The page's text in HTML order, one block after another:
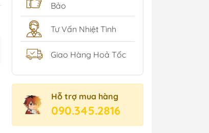
Bảo
Tư Vấn Nhiệt Tình
Giao Hàng Hoả Tốc
Hỗ trợ mua hàng
090.345.2816